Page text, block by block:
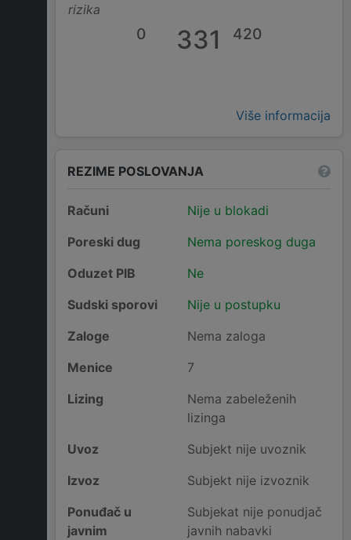
rizika
0 331 420
Više informacija
REZIME POSLOVANJA
Računi
Nije u blokadi
Poreski dug
Nema poreskog duga
Oduzet PIB
Ne
Sudski sporovi
Nije u postupku
Zaloge
Nema zaloga
Menice
7
Lizing
Nema zabeleženih
lizinga
Uvoz
Subjekt nije uvoznik
Izvoz
Subjekt nije izvoznik
Ponuđač u
javnim
Subjekat nije ponudjač
javnih nabavki